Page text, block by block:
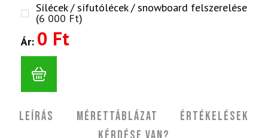
Sílécek / sífutólécek / snowboard felszerelése
(6 000 Ft)
Ár: 0 Ft
Leírás Mérettáblázat
Értékelések